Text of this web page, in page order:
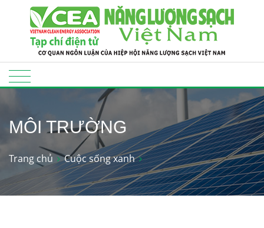
MÔI TRƯỜNG
Trang chủ Cuộc sống xanh